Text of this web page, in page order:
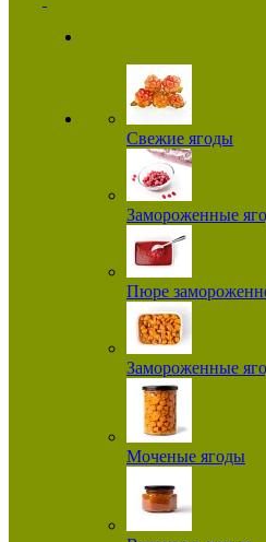
Свежие ягоды
Замороженные
Пюре
Замороженные
Моченые ягоды